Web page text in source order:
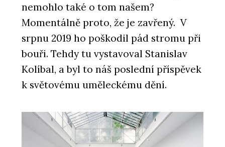
nemohlo také o tom našem?
Momentálně proto, že je zavřený. V
srpnu 2019 ho poškodil pád stromu při
bouři. Tehdy tu vystavoval Stanislav
Kolíbal, a byl to náš poslední příspěvek
k světovému uměleckému dění.